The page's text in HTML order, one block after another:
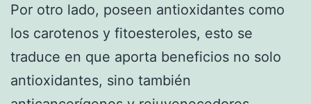
Por otro lado, poseen antioxidantes como
los carotenos y fitoesteroles, esto se
traduce en que aporta beneficios no solo
antioxidantes, sino también